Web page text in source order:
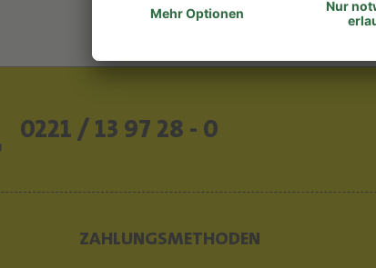
0221 / 13 97 28 - 0
ZAHLUNGSMETHODEN